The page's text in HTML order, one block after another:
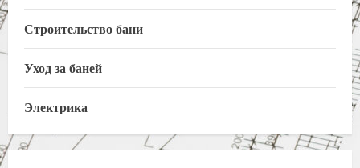
Строительство бани
Уход за баней
Электрика